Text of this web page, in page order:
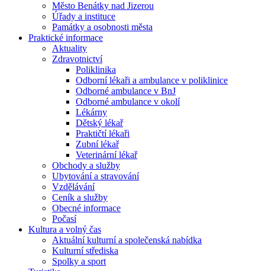
Město Benátky nad Jizerou
Úřady a instituce
Památky a osobnosti města
Praktické informace
Aktuality
Zdravotnictví
Poliklinika
Odborní lékaři a ambulance v poliklinice
Odborné ambulance v BnJ
Odborné ambulance v okolí
Lékárny
Dětský lékař
Praktičtí lékaři
Zubní lékař
Veterinární lékař
Obchody a služby
Ubytování a stravování
Vzdělávání
Ceník a služby
Obecné informace
Počasí
Kultura a volný čas
Aktuální kulturní a společenská nabídka
Kulturní střediska
Spolky a sport